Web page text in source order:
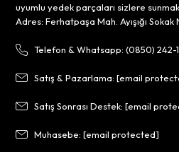
uyumlu yedek parçaları sizlere
Adres: Ferhatpaşa Mah. Ayışığı
Telefon & Whatsapp: (0850) 242-
Satış & Pazarlama:[email
Satış Sonrası Destek:[email
Muhasebe:[email protected]